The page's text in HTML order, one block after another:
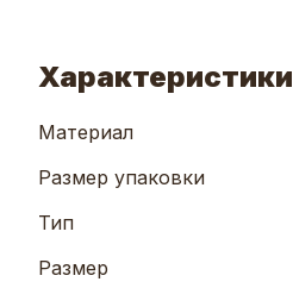
Характеристики
Материал
Размер упаковки
Тип
Размер